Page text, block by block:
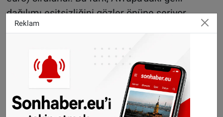
dağılımı eşitsizliğini gözler önüne seriyor.
Ülkelere göre orta gelir düzeyi
Lüksemburg: 50.799 euro
Norveç: 40.432 euro
Danimarka: 34.843 euro
Avusturya: 33.210 euro
Reklam